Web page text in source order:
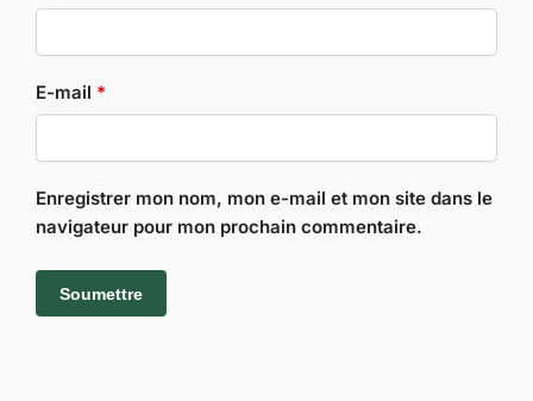
E-mail *
Enregistrer mon nom, mon e-mail et mon site dans le
navigateur pour mon prochain commentaire.